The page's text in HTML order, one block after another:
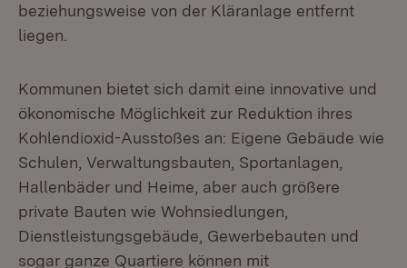
beziehungsweise von der Kläranlage entfernt
liegen.
Kommunen bietet sich damit eine innovative und
ökonomische Möglichkeit zur Reduktion ihres
Kohlendioxid-Ausstoßes an: Eigene Gebäude wie
Schulen, Verwaltungsbauten, Sportanlagen,
Hallenbäder und Heime, aber auch größere
private Bauten wie Wohnsiedlungen,
Dienstleistungsgebäude, Gewerbebauten und
sogar ganze Quartiere können mit